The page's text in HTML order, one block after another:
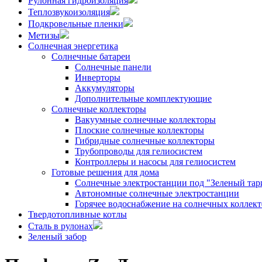
Теплозвукоизоляция
Подкровельные пленки
Метизы
Солнечная энергетика
Солнечные батареи
Солнечные панели
Инверторы
Аккумуляторы
Дополнительные комплектующие
Солнечные коллекторы
Вакуумные солнечные коллекторы
Плоские солнечные коллекторы
Гибридные солнечные коллекторы
Трубопроводы для гелиосистем
Контроллеры и насосы для гелиосистем
Готовые решения для дома
Солнечные электростанции под "Зеленый
Автономные солнечные электростанции
Горячее водоснабжение на солнечных
Твердотопливные котлы
Сталь в рулонах
Зеленый забор